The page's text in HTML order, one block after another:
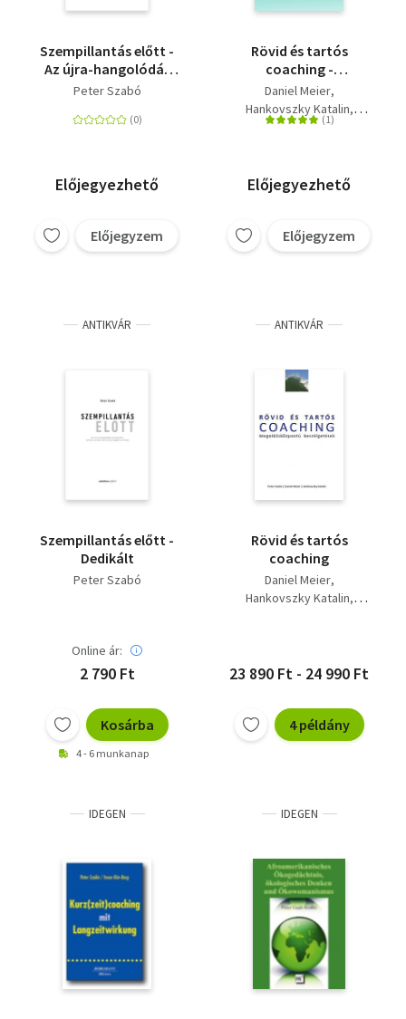
Szempillantás előtt -
Az újra-hangolódás
művészete... amikor
magát a tervhez
Peter Szabó
Előjegyezhető
Előjegyzem
Rövid és tartós
coaching -
Megoldásközpontú
beszélgetések
Daniel Meier
Hankovszky Katalin
Peter Szabó
Előjegyezhető
Előjegyzem
ANTIKVÁR
Szempillantás előtt -
Dedikált
Peter Szabó
Online ár:
2 790 Ft
Kosárba
4 - 6 munkanap
ANTIKVÁR
Rövid és tartós
coaching
Daniel Meier
Hankovszky Katalin
23 890 Ft - 24 990 Ft
4 példány
IDEGEN IDEGEN